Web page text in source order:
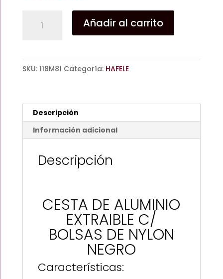
C/
BOLSAS
NEGRO
HÄFELE
807.52.933
cantidad
Añadir al carrito
SKU: 118M81 Categoría: HAFELE
Descripción
Información adicional
Descripción
CESTA DE ALUMINIO
EXTRAIBLE C/
BOLSAS DE NYLON
NEGRO
Características: